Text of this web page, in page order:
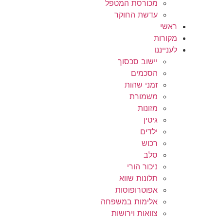
מכורסת המטפל
עדשת החוקר
ראשי
מקורות
לענייננו
יישוב סכסוך
הסכמים
זמני שהות
משמורת
מזונות
גיטין
ילדים
רכוש
סלב
ניכור הורי
תלונות שווא
אפוטרופוסות
אלימות במשפחה
צוואות וירושות